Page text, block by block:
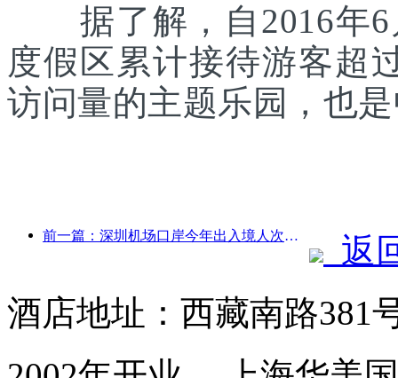
据了解，自2016年6
度假区累计接待游客超
访问量的主题乐园，也
前一篇：深圳机场口岸今年出入境人次突破300万，创历史同期新高
返
酒店地址：西藏南路381